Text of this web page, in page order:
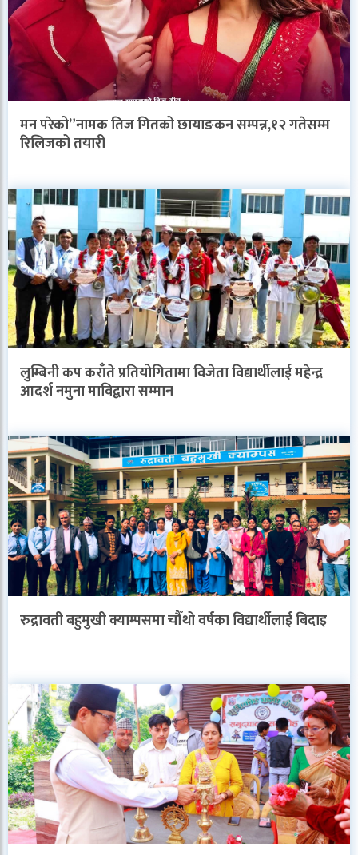
मन परेको”नामक तिज गितको छायाङकन सम्पन्न,१२ गतेसम्म
रिलिजको तयारी
लुम्बिनी कप कराँते प्रतियोगितामा विजेता विद्यार्थीलाई महेन्द्र
आदर्श नमुना माविद्वारा सम्मान
रुद्रावती बहुमुखी क्याम्पसमा चौँथो वर्षका विद्यार्थीलाई बिदाइ